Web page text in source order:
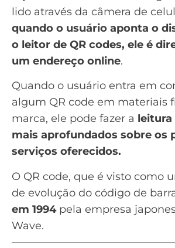
lido através da câmera de
quando o usuário aponta o
o leitor de QR codes, ele é
um endereço online.
Quando o usuário entra em
algum QR code em materiais
marca, ele pode fazer a leitura
mais aprofundados sobre os
serviços oferecidos.
O QR code, que é visto como
de evolução do código de
em 1994 pela empresa
Wave.